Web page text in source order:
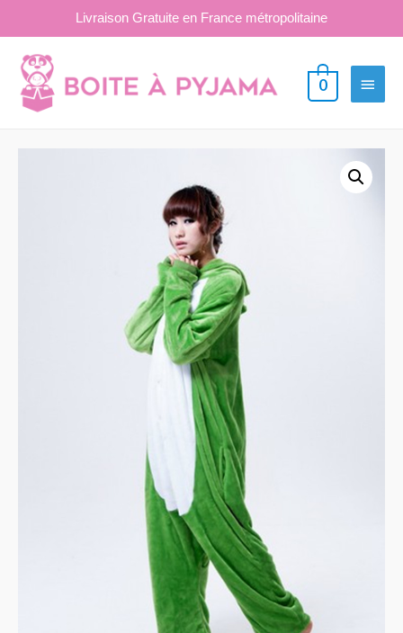
Livraison Gratuite en France métropolitaine
contenu
Menu
0